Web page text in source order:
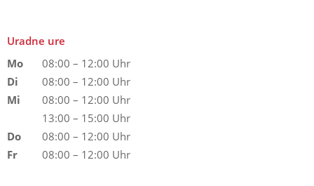
Uradne ure
Mo
08:00 – 12:00 Uhr
Di
08:00 – 12:00 Uhr
Mi
08:00 – 12:00 Uhr
13:00 – 15:00 Uhr
Do
08:00 – 12:00 Uhr
Fr
08:00 – 12:00 Uhr